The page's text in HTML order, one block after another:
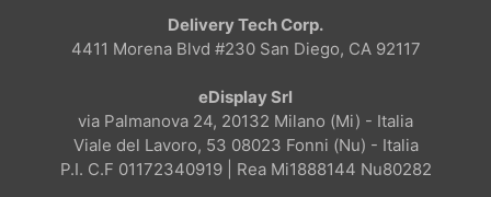
Delivery Tech Corp.
4411 Morena Blvd #230 San Diego, CA 92117
eDisplay Srl
via Palmanova 24, 20132 Milano (Mi) - Italia
Viale del Lavoro, 53 08023 Fonni (Nu) - Italia
P.I. C.F 01172340919 | Rea Mi1888144 Nu80282